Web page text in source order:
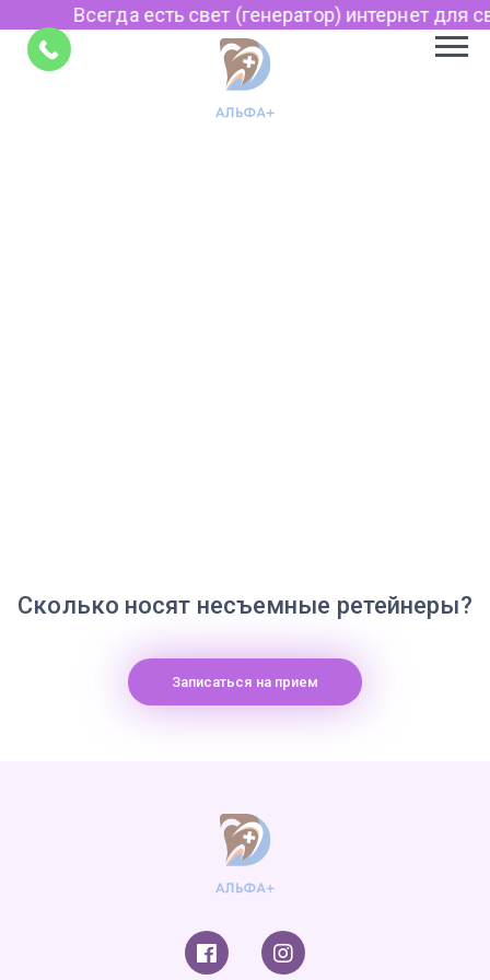
Всегда есть свет (генератор) интернет для
Сколько носят несъемные ретейнеры?
Записаться на прием